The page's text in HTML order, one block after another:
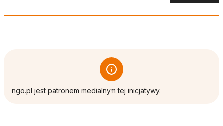
ngo.pl jest patronem medialnym tej inicjatywy.